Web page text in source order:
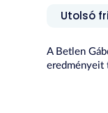
Utolsó
A Betlen
eredményeit